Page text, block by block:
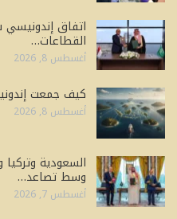
اتفاق
القطاعات…
أغسطس 8, 2026
كيف جمعت
أغسطس 8, 2026
السعودية
وسط تصاعد…
أغسطس 7, 2026